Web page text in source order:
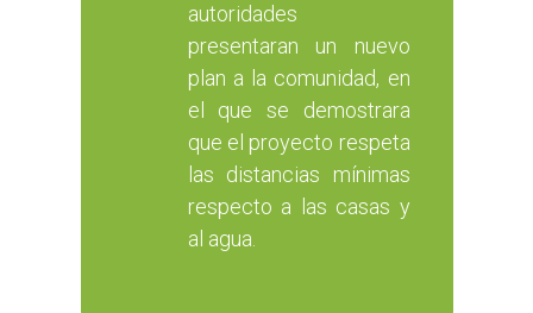
autoridades
presentaran un nuevo
plan a la comunidad, en
el que se demostrara
que el proyecto respeta
las distancias mínimas
respecto a las casas y
al agua.